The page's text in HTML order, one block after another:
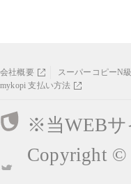
会社概要 スーパーコピーN
mykopi 支払い方法
※当WEBサ
Copyright